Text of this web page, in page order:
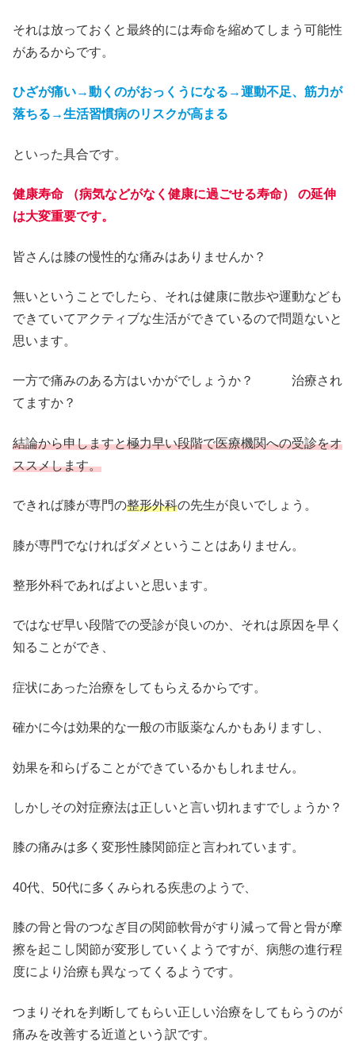
それは放っておくと最終的には寿命を縮めてしまう可能性
があるからです。
ひざが痛い→動くのがおっくうになる→運動不足、筋力が
落ちる→生活習慣病のリスクが高まる
といった具合です。
健康寿命 （病気などがなく健康に過ごせる寿命） の延伸
は大変重要です。
皆さんは膝の慢性的な痛みはありませんか？
無いということでしたら、それは健康に散歩や運動なども
できていてアクティブな生活ができているので問題ないと
思います。
一方で痛みのある方はいかがでしょうか？ 治療され
てますか？
結論から申しますと極力早い段階で医療機関への受診をオ
ススメします。
できれば膝が専門の整形外科の先生が良いでしょう。
膝が専門でなければダメということはありません。
整形外科であればよいと思います。
ではなぜ早い段階での受診が良いのか、それは原因を早く
知ることができ、
症状にあった治療をしてもらえるからです。
確かに今は効果的な一般の市販薬なんかもありますし、
効果を和らげることができているかもしれません。
しかしその対症療法は正しいと言い切れますでしょうか？
膝の痛みは多く変形性膝関節症と言われています。
40代、50代に多くみられる疾患のようで、
膝の骨と骨のつなぎ目の関節軟骨がすり減って骨と骨が摩
擦を起こし関節が変形していくようですが、病態の進行程
度により治療も異なってくるようです。
つまりそれを判断してもらい正しい治療をしてもらうのが
痛みを改善する近道という訳です。